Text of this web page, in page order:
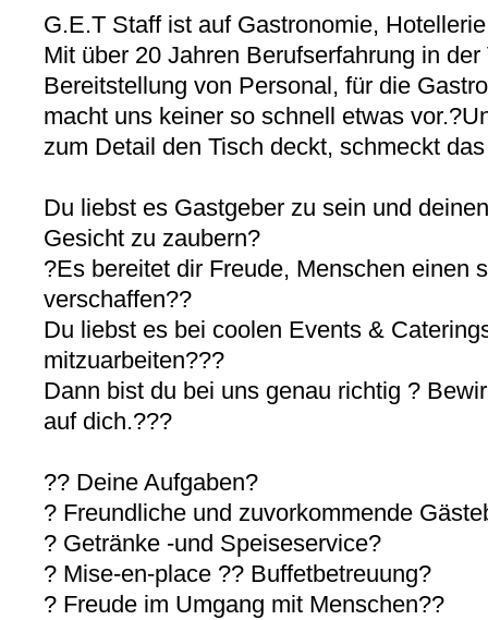
G.E.T Staff ist auf Gastronomie,
Mit über 20 Jahren Berufserfahrung in
Bereitstellung von Personal, für die
macht uns keiner so schnell etwas
zum Detail den Tisch deckt, schmeckt
Du liebst es Gastgeber zu sein und
Gesicht zu zaubern?
?Es bereitet dir Freude, Menschen einen
verschaffen??
Du liebst es bei coolen Events &
mitzuarbeiten???
Dann bist du bei uns genau richtig ?
auf dich.???
?? Deine Aufgaben?
? Freundliche und zuvorkommende
? Getränke -und Speiseservice?
? Mise-en-place ?? Buffetbetreuung?
? Freude im Umgang mit Menschen??